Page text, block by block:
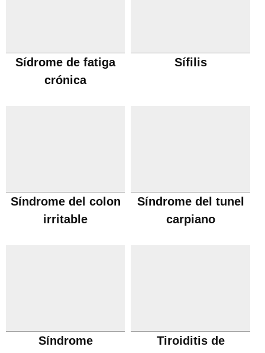
Sídrome de fatiga
crónica
Sífilis
Síndrome del colon
irritable
Síndrome del tunel
carpiano
Síndrome
Tiroiditis de